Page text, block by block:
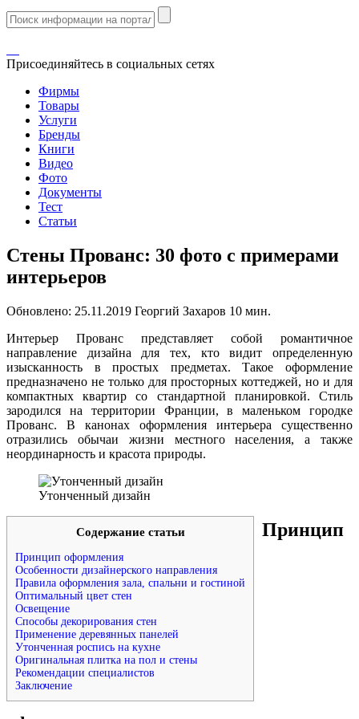
Присоединяйтесь в социальных сетях
Фирмы
Товары
Услуги
Бренды
Книги
Видео
Фото
Документы
Тест
Статьи
Стены Прованс: 30 фото с примерами
интерьеров
Обновлено: 25.11.2019 Георгий Захаров 10 мин.
Интерьер Прованс представляет собой романтичное
направление дизайна для тех, кто видит определенную
изысканность в простых предметах. Такое оформление
предназначено не только для просторных коттеджей, но и для
компактных квартир со стандартной планировкой. Стиль
зародился на территории Франции, в маленьком городке
Прованс. В канонах оформления интерьера существенно
отразились обычаи жизни местного населения, а также
неординарность и красота природы.
Утонченный дизайн
Содержание статьи
Принцип оформления
Особенности дизайнерского направления
Правила оформления зала, спальни и гостиной
Оптимальный цвет стен
Освещение
Способы декорирования стен
Применение деревянных панелей
Утонченная роспись на кухне
Оригинальная плитка на пол и стены
Рекомендации специалистов
Заключение
Принцип